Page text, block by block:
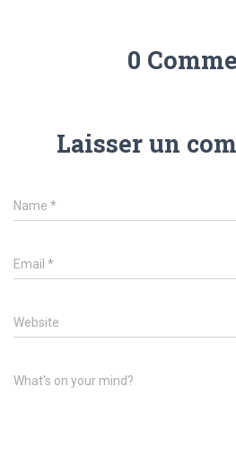
0
Laisser un
Name *
Email *
Website
What's on your mind?